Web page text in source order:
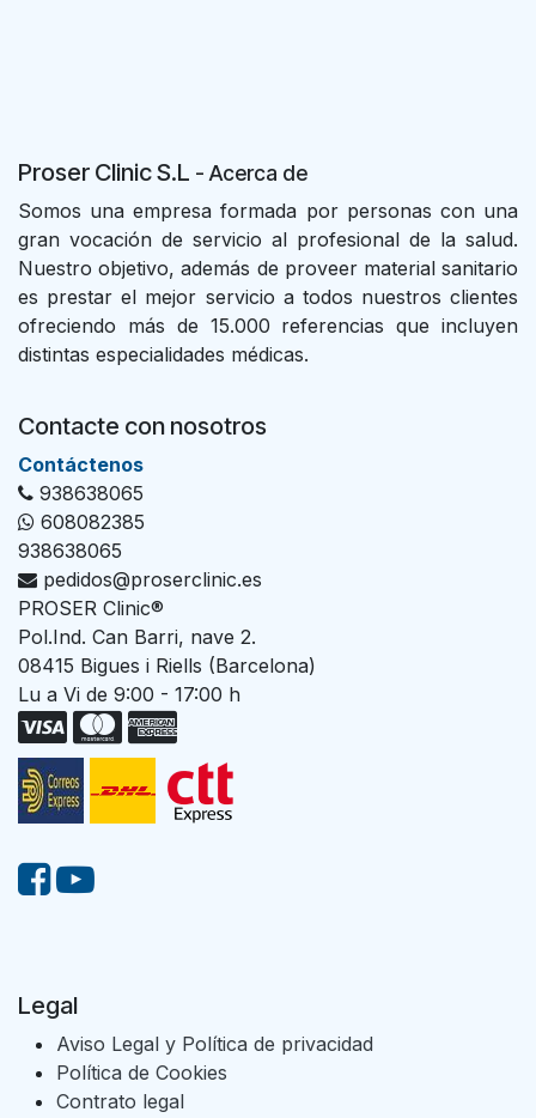
Proser Clinic S.L - Acerca de
Somos una empresa formada por personas con una
gran vocación de servicio al profesional de la salud.
Nuestro objetivo, además de proveer material sanitario
es prestar el mejor servicio a todos nuestros clientes
ofreciendo más de 15.000 referencias que incluyen
distintas especialidades médicas.
Contacte con nosotros
Con​tác​tenos
938638065
608082385
938638065
pedidos@proserclinic.es
PROSER Clinic®
Pol.Ind. Can Barri, nave 2.
08415 Bigues i Riells (Barcelona)
Lu a Vi de 9:00 - 17:00 h
Legal
Aviso Legal y Política de privacidad
Política de Cookies
Contrato legal